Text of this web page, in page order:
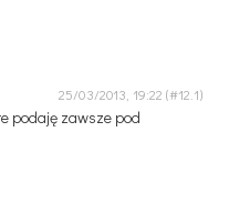
25/03/2013, 19:22
podaję zawsze pod